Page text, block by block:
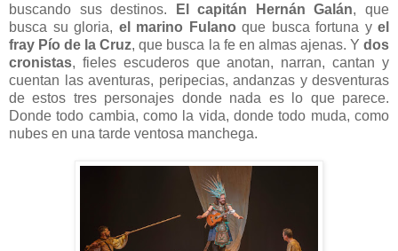
buscando sus destinos.
El capitán Hernán Galán, que
busca su gloria, el marino Fulano que busca fortuna y el
fray Pío de la Cruz, que busca la fe en almas ajenas. Ydos
cronistas, fieles escuderos que anotan, narran, cantan y
cuentan las aventuras, peripecias, andanzas y desventuras
de estos tres personajes donde nada es lo que parece.
Donde todo cambia, como la vida, donde todo muda, como
nubes en una tarde ventosa manchega.